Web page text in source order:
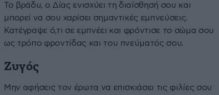
Το βράδυ, ο Δίας ενισχύει τη διαίσθησή σου και
μπορεί να σου χαρίσει σημαντικές εμπνεύσεις.
Κατέγραψε ό,τι σε εμπνέει και φρόντισε το σώμα σου
ως τρόπο φροντίδας και του πνεύματός σου.
Ζυγός
Μην αφήσεις τον έρωτα να επισκιάσει τις φιλίες σου